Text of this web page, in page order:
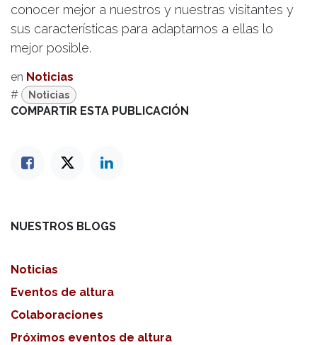
conocer mejor a nuestros y nuestras visitantes y
sus características para adaptarnos a ellas lo
mejor posible.
en Noticias
#
Noticias
COMPARTIR ESTA PUBLICACIÓN
NUESTROS BLOGS
Noticias
Eventos de altura
Colaboraciones
Próximos eventos de altura